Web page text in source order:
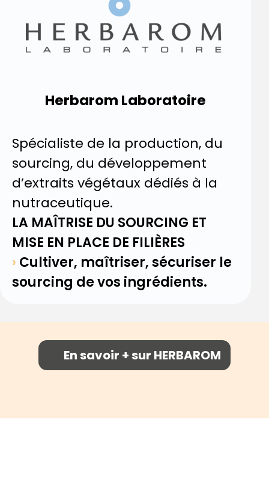
Herbarom Laboratoire
Spécialiste de la production, du
sourcing, du développement
d’extraits végétaux dédiés à la
nutraceutique.
LA MAÎTRISE DU SOURCING ET
MISE EN PLACE DE FILIÈRES
› Cultiver, maîtriser, sécuriser le
sourcing de vos ingrédients.
En savoir + sur HERBAROM